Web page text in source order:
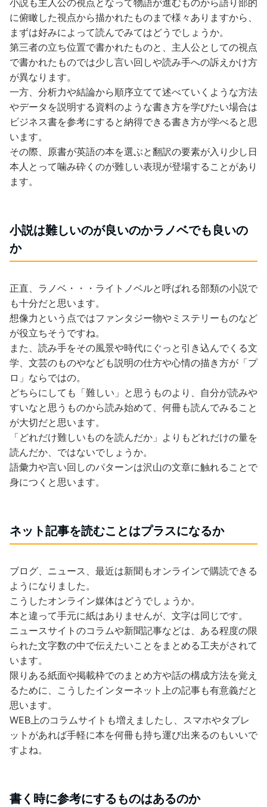
小説も主人公の視点となって物語が進むものから語り部的
に俯瞰した視点から描かれたものまで様々ありますから、
まずは好みによって読んでみてはどうでしょうか。
第三者の立ち位置で書かれたものと、主人公としての視点
で書かれたものでは少し言い回しや読み手への訴えかけ方
が異なります。
一方、分析力や結論から順序立てて述べていくような方法
やデータを説明する資料のような書き方を学びたい場合は
ビジネス書を参考にすると納得できる書き方が学べると思
います。
その際、原書が英語の本を選ぶと翻訳の要素が入り少し日
本人とって噛み砕くのが難しい表現が登場することがあり
ます。
小説は難しいのが良いのかラノベでも良いの
か
正直、ラノベ・・・ライトノベルと呼ばれる部類の小説で
も十分だと思います。
想像力という点ではファンタジー物やミステリーものなど
が役立ちそうですね。
また、読み手をその風景や時代にぐっと引き込んでくる文
学、文芸のものやなども説明の仕方や心情の描き方が「プ
ロ」ならではの。
どちらにしても「難しい」と思うものより、自分が読みや
すいなと思うものから読み始めて、何冊も読んでみること
が大切だと思います。
「どれだけ難しいものを読んだか」よりもどれだけの量を
読んだか、ではないでしょうか。
語彙力や言い回しのパターンは沢山の文章に触れることで
身につくと思います。
ネット記事を読むことはプラスになるか
ブログ、ニュース、最近は新聞もオンラインで購読できる
ようになりました。
こうしたオンライン媒体はどうでしょうか。
本と違って手元に紙はありませんが、文字は同じです。
ニュースサイトのコラムや新聞記事などは、ある程度の限
られた文字数の中で伝えたいことをまとめる工夫がされて
います。
限りある紙面や掲載枠でのまとめ方や話の構成方法を覚え
るために、こうしたインターネット上の記事も有意義だと
思います。
WEB上のコラムサイトも増えましたし、スマホやタブレ
ットがあれば手軽に本を何冊も持ち運び出来るのもいいで
すよね。
書く時に参考にするものはあるのか